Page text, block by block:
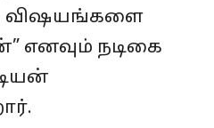
விஷயங்களை
எனவும் நடிகை